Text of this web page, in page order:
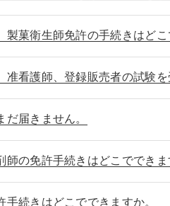
製菓衛生師免許の手続きはどこ
准看護師、登録販売者の試験を
届きません。
師の免許手続きはどこでできま
手続きはどこでできますか。